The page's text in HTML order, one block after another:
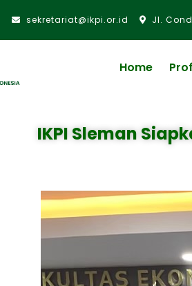
sekretariat@ikpi.or.id Jl.
Home
IKPI Sleman